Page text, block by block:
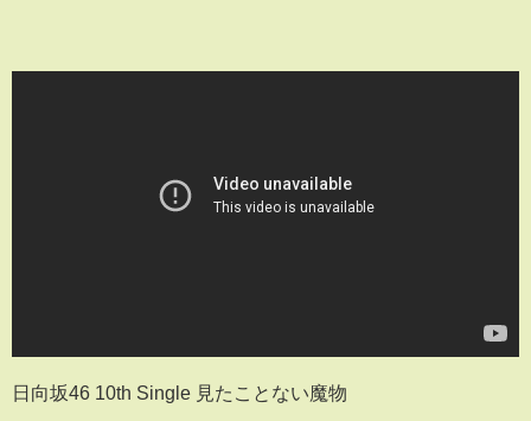
日向坂46 10th Single 見たことない魔物